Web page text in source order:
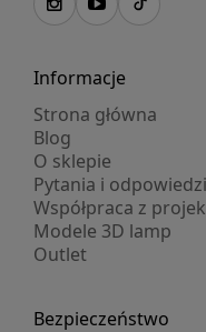
Informacje
Strona główna
Blog
O sklepie
Pytania i odpowiedzi
Współpraca z
Modele 3D lamp
Outlet
Bezpieczeństwo